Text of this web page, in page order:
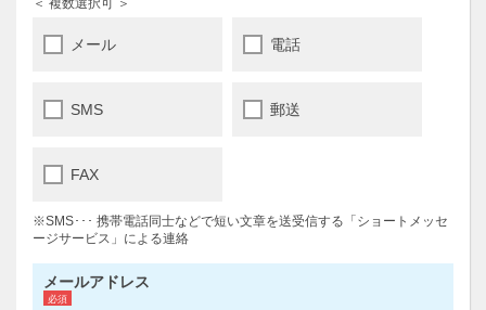
＜ 複数選択可 ＞
メール 電話
SMS 郵送
FAX
※SMS･･･ 携帯電話同士などで短い文章を送受信する「ショートメッセ
ージサービス」による連絡
メールアドレス